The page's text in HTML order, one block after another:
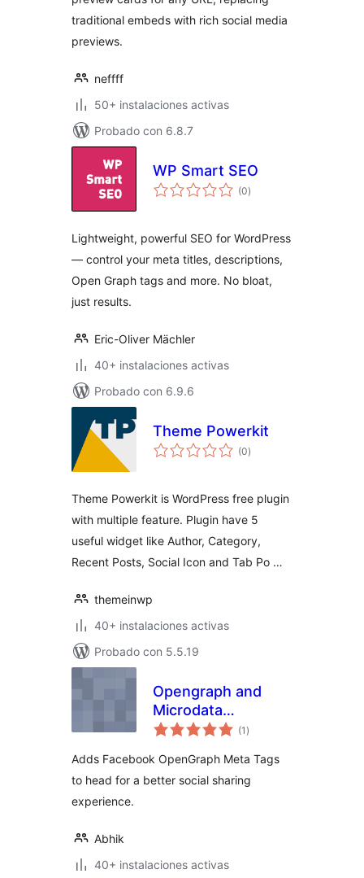
traditional embeds with rich social media
previews.
neffff
50+ instalaciones activas
Probado con 6.8.7
WP Smart SEO
(0total
de
)
Lightweight, powerful SEO for WordPress
— control your meta titles, descriptions,
Open Graph tags and more. No bloat,
just results.
Eric-Oliver Mächler
40+ instalaciones activas
Probado con 6.9.6
Theme Powerkit
(0total
de
)
Theme Powerkit is WordPress free plugin
with multiple feature. Plugin have 5
useful widget like Author, Category,
Recent Posts, Social Icon and Tab Po …
themeinwp
40+ instalaciones activas
Probado con 5.5.19
Opengraph and
Microdata
Generator
(1 total
de
)
Adds Facebook OpenGraph Meta Tags
to head for a better social sharing
experience.
Abhik
40+ instalaciones activas